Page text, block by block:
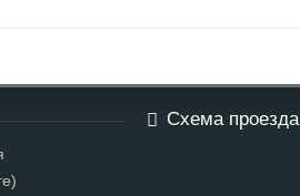
Схема проезда